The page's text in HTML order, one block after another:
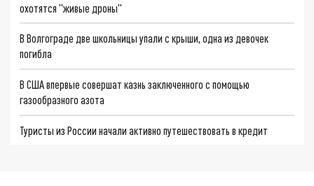
охотятся "живые дроны"
В Волгограде две школьницы упали с крыши, одна из девочек
погибла
В США впервые совершат казнь заключенного с помощью
газообразного азота
Туристы из России начали активно путешествовать в кредит